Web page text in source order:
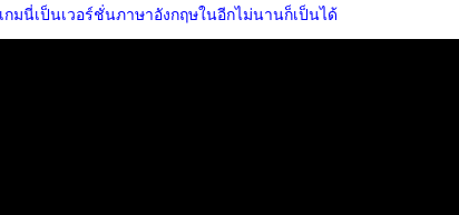
กมนี่เป็นเวอร์ชั่นภาษาอังกฤษในอีกไม่นานก็เป็นได้